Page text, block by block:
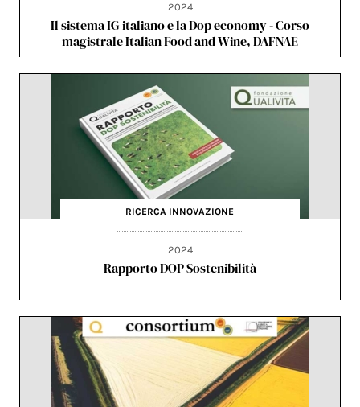
2024
Il sistema IG italiano e la Dop economy - Corso
magistrale Italian Food and Wine, DAFNAE
RICERCA INNOVAZIONE
2024
Rapporto DOP Sostenibilità